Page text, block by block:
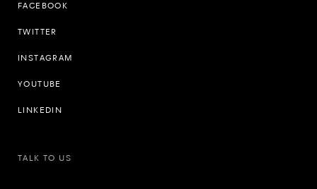
FACEBOOK
TWITTER
INSTAGRAM
YOUTUBE
LINKEDIN
TALK TO US